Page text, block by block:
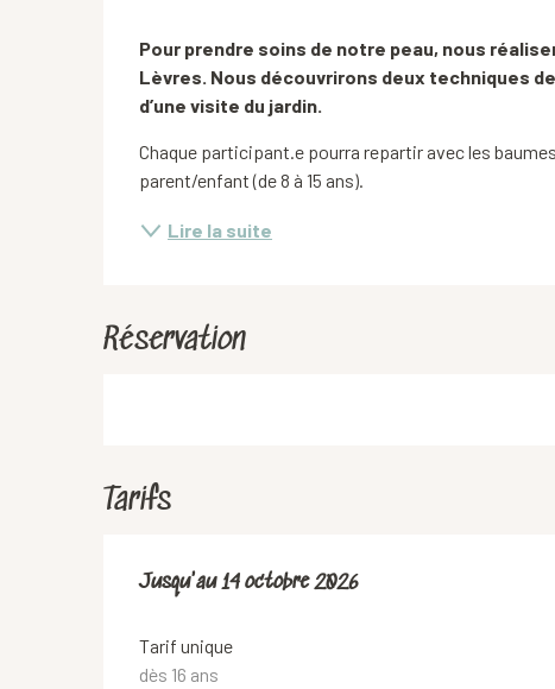
Description
Pour prendre soins de notre peau, nous
Lèvres. Nous découvrirons deux techniques
d’une visite du jardin.
Chaque participant.e pourra repartir avec les
parent/enfant (de 8 à 15 ans).
Lire la suite
Réservation
Tarifs
Du6 juin 2026au14 octobre 2026
Jusqu'au14 octobre 2026
Tarif unique
dès 16 ans